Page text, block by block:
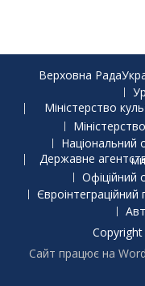
Верховна
Національний
Офіційний
Євроінтеграційний
Сайт працює на